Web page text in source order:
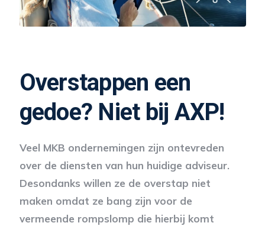
Overstappen een
gedoe? Niet bij AXP!
Veel MKB ondernemingen zijn ontevreden
over de diensten van hun huidige adviseur.
Desondanks willen ze de overstap niet
maken omdat ze bang zijn voor de
vermeende rompslomp die hierbij komt